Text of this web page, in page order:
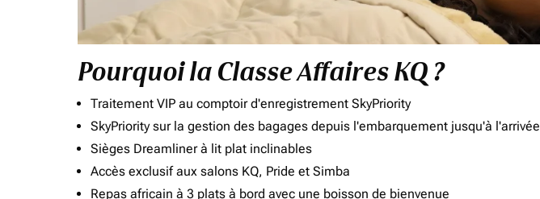
Pourquoi la Classe Affaires KQ ?
Traitement VIP au comptoir d'enregistrement SkyPriority
SkyPriority sur la gestion des bagages depuis l'embarquement jusqu'à l'arrivée
Sièges Dreamliner à lit plat inclinables
Accès exclusif aux salons KQ, Pride et Simba
Repas africain à 3 plats à bord avec une boisson de bienvenue